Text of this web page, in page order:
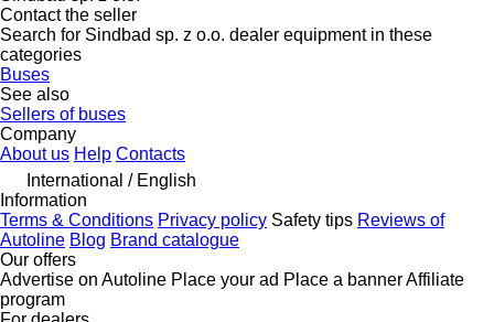
Contact the seller
Search for Sindbad sp. z o.o. dealer equipment in these
categories
Buses
See also
Sellers of buses
Company
About us Help Contacts
International / English
Information
Terms & Conditions Privacy policy Safety tips Reviews of
Autoline Blog Brand catalogue
Our offers
Advertise on Autoline Place your ad Place a bannerAffiliate
program